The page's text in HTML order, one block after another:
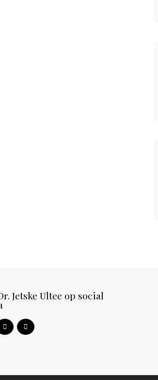
Jetske Ultee op social